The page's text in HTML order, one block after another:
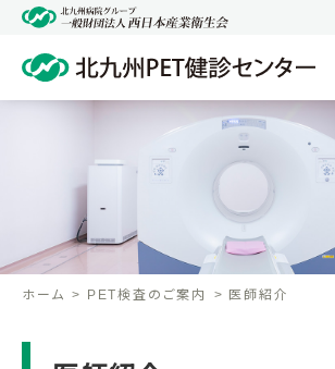
ホーム PET検査のご案内 医師紹介